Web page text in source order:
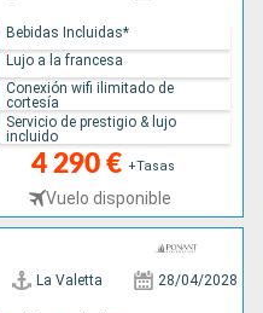
4 290 € +Tasas
Vuelo disponible
Bebidas Incluidas*
Lujo a la francesa
Conexión wifi ilimitado de
cortesía
Servicio de prestigio & lujo
incluido
La Valetta 28/04/2028